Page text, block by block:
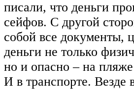
писали, что деньги
сейфов. С другой
собой все документы,
деньги не только
но и опасно – на
И в транспорте. Везде